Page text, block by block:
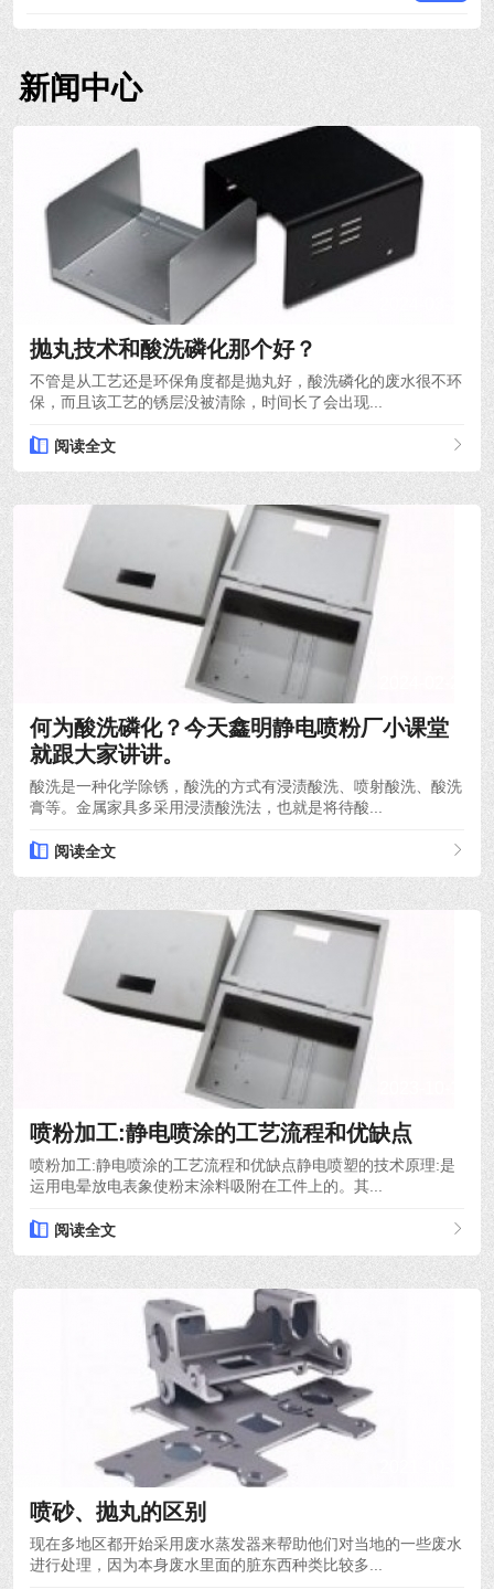
新闻中心
抛丸技术和酸洗磷化那个好？
不管是从工艺还是环保角度都是抛丸好，酸洗磷化的废水很不环
保，而且该工艺的锈层没被清除，时间长了会出现...
阅读全文
何为酸洗磷化？今天鑫明静电喷粉厂小课堂
就跟大家讲讲。
酸洗是一种化学除锈，酸洗的方式有浸渍酸洗、喷射酸洗、酸洗
膏等。金属家具多采用浸渍酸洗法，也就是将待酸...
阅读全文
喷粉加工:静电喷涂的工艺流程和优缺点
喷粉加工:静电喷涂的工艺流程和优缺点静电喷塑的技术原理:是
运用电晕放电表象使粉末涂料吸附在工件上的。其...
阅读全文
喷砂、抛丸的区别
现在多地区都开始采用废水蒸发器来帮助他们对当地的一些废水
进行处理，因为本身废水里面的脏东西种类比较多...